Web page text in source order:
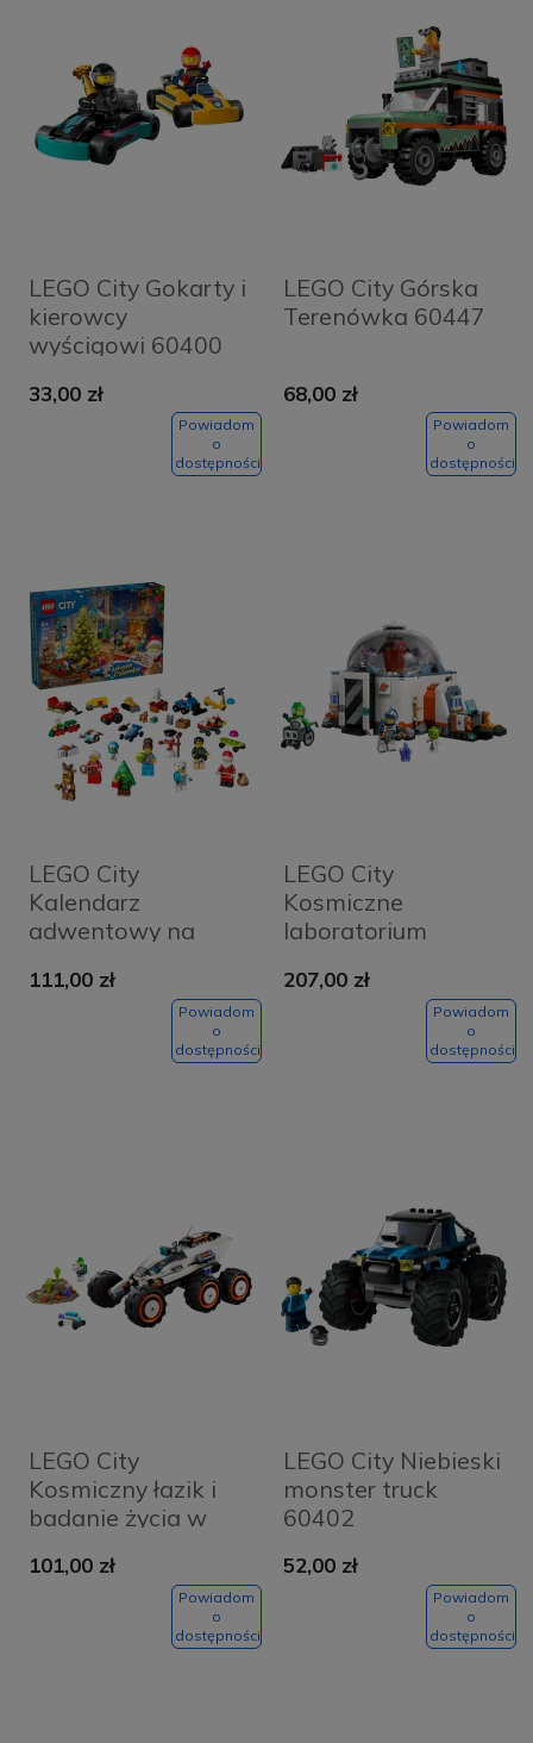
LEGO City Gokarty i
kierowcy
wyścigowi 60400
33,00 zł
Powiadom
o
dostępności
LEGO City Górska
Terenówka 60447
68,00 zł
Powiadom
o
dostępności
LEGO City
Kalendarz
adwentowy na
111,00 zł
Powiadom
o
dostępności
LEGO City
Kosmiczne
laboratorium
207,00 zł
Powiadom
o
dostępności
LEGO City
Kosmiczny łazik i
badanie życia w
101,00 zł
Powiadom
o
dostępności
LEGO City Niebieski
monster truck
60402
52,00 zł
Powiadom
o
dostępności